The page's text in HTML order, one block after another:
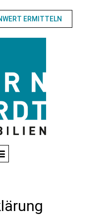
ERMITTELN